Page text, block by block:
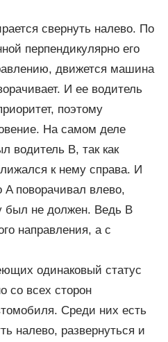
свернуть налево. По
перпендикулярно его
движется машина
И ее водитель
поэтому
На самом деле
водитель B, так как
к нему справа. И
A поворачивал влево,
был не должен. Ведь B
направления, а с
одинаковый статус
со всех сторон
Среди них есть
налево, развернуться и